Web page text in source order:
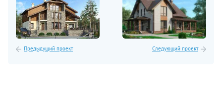
Предыдущий проект Следующий проект